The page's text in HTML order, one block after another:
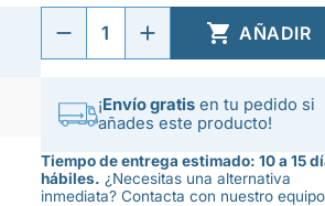
 AÑADIR
¡Envío gratisen tu pedido si
añades este producto!
Tiempo de entrega estimado: 10 a 15
hábiles. ¿Necesitas una alternativa
inmediata? Contacta con nuestro